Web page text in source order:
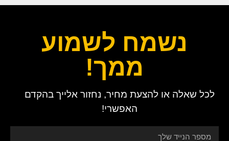
נשמח לשמוע
ממך!
לכל שאלה או להצעת מחיר, נחזור אלייך בהקדם
האפשרי!